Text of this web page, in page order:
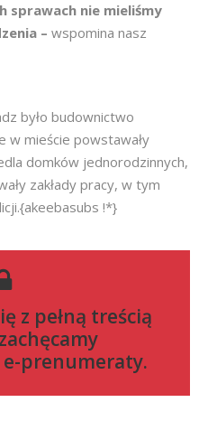
sprawach nie mieliśmy
– wspomina nasz
było budownictwo
w mieście powstawały
domków jednorodzinnych,
zakłady pracy, w tym
!*}
z pełną treścią
prenumeraty.